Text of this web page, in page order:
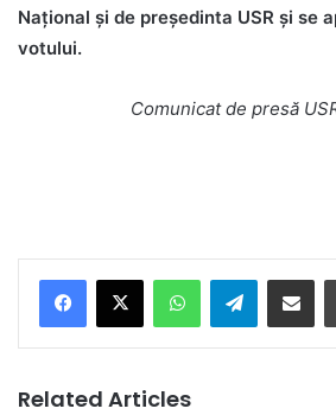
Național și de președinta USR și se
votului.
Comunicat de presă
Telegram
Related Articles